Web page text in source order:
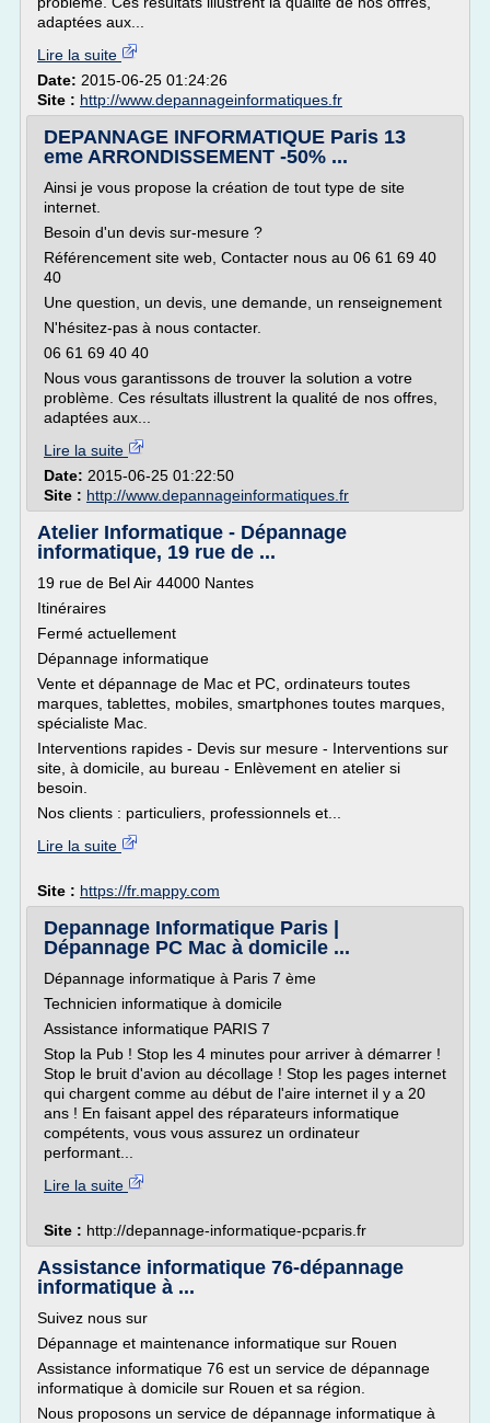
adaptées aux...
Lire la suite
Date: 2015-06-25 01:24:26
Site : http://www.depannageinformatiques.fr
DEPANNAGE INFORMATIQUE Paris 13
eme ARRONDISSEMENT -50% ...
Ainsi je vous propose la création de tout type de site
internet.
Besoin d'un devis sur-mesure ?
Référencement site web, Contacter nous au 06 61 69 40
40
Une question, un devis, une demande, un renseignement
N'hésitez-pas à nous contacter.
06 61 69 40 40
Nous vous garantissons de trouver la solution a votre
problème. Ces résultats illustrent la qualité de nos offres,
adaptées aux...
Lire la suite
Date: 2015-06-25 01:22:50
Site : http://www.depannageinformatiques.fr
Atelier Informatique - Dépannage
informatique, 19 rue de ...
19 rue de Bel Air 44000 Nantes
Itinéraires
Fermé actuellement
Dépannage informatique
Vente et dépannage de Mac et PC, ordinateurs toutes
marques, tablettes, mobiles, smartphones toutes marques,
spécialiste Mac.
Interventions rapides - Devis sur mesure - Interventions sur
site, à domicile, au bureau - Enlèvement en atelier si
besoin.
Nos clients : particuliers, professionnels et...
Lire la suite
Site : https://fr.mappy.com
Depannage Informatique Paris |
Dépannage PC Mac à domicile ...
Dépannage informatique à Paris 7 ème
Technicien informatique à domicile
Assistance informatique PARIS 7
Stop la Pub ! Stop les 4 minutes pour arriver à démarrer !
Stop le bruit d'avion au décollage ! Stop les pages internet
qui chargent comme au début de l'aire internet il y a 20
ans ! En faisant appel des réparateurs informatique
compétents, vous vous assurez un ordinateur
performant...
Lire la suite
Site : http://depannage-informatique-pcparis.fr
Assistance informatique 76-dépannage
informatique à ...
Suivez nous sur
Dépannage et maintenance informatique sur Rouen
Assistance informatique 76 est un service de dépannage
informatique à domicile sur Rouen et sa région.
Nous proposons un service de dépannage informatique à